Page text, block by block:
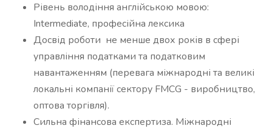
Рівень володіння англійською мовою:
Intermediate, професійна лексика
Досвід роботи не менше двох років в сфері
управління податками та податковим
навантаженням (перевага міжнародні та великі
локальні компанії сектору FMCG - виробництво,
оптова торгівля).
Сильна фінансова експертиза. Міжнародні